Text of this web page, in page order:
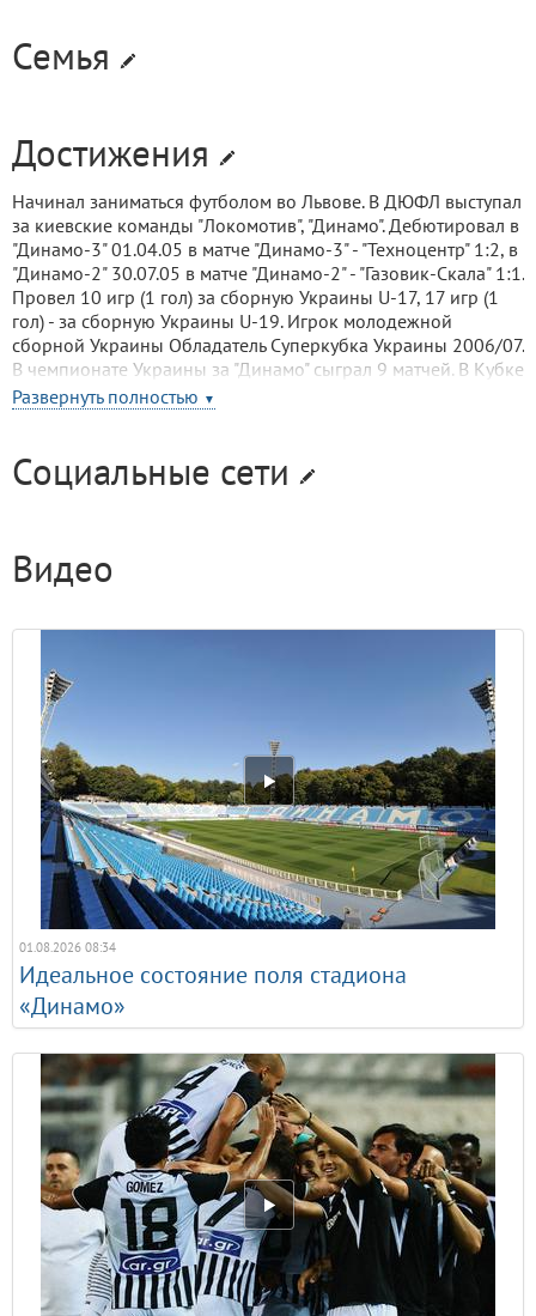
Семья
Достижения
Начинал заниматься футболом во Львове. В ДЮФЛ выступал
за киевские команды "Локомотив", "Динамо". Дебютировал в
"Динамо-3" 01.04.05 в матче "Динамо-3" - "Техноцентр" 1:2, в
"Динамо-2" 30.07.05 в матче "Динамо-2" - "Газовик-Скала" 1:1.
Провел 10 игр (1 гол) за сборную Украины U-17, 17 игр (1
гол) - за сборную Украины U-19. Игрок молодежной
сборной Украины Обладатель Суперкубка Украины 2006/07.
В чемпионате Украины за "Динамо" сыграл 9 матчей. В Кубке
Украины за "Динамо" сыграл 3 матча. В еврокубках за
"Динамо" сыграл 3 матча.
Развернуть полностью ▼
Социальные сети
Видео
01.08.2026 08:34
Идеальное состояние поля стадиона
«Динамо»